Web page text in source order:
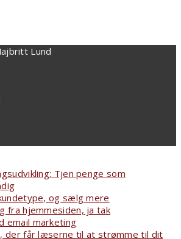
Lund
Tjen penge som
og sælg mere
fra hjemmesiden, ja tak
email marketing
der får læserne til at strømme til dit